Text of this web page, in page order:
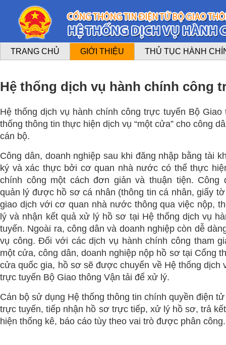
TRANG CHỦ GIỚI THIỆU THỦ TỤC HÀNH
Hệ thống dịch vụ hành chính công
Hệ thống dịch vụ hành chính công trực tuyến Bộ Giao
thống thông tin thực hiện dịch vụ “một cửa” cho công
cán bộ.
Công dân, doanh nghiệp sau khi đăng nhập bằng tài
ký và xác thực bởi cơ quan nhà nước có thể thực
chính công một cách đơn giản và thuận tiện. Công
quản lý được hồ sơ cá nhân (thông tin cá nhân, giấy
giao dịch với cơ quan nhà nước thông qua việc nộp,
lý và nhận kết quả xử lý hồ sơ tại Hệ thống dịch vụ
tuyến. Ngoài ra, công dân và doanh nghiệp còn dễ
vụ công. Đối với các dịch vụ hành chính công tham
một cửa, công dân, doanh nghiệp nộp hồ sơ tại Cổng
cửa quốc gia, hồ sơ sẽ được chuyển về Hệ thống dịch
trực tuyến Bộ Giao thông Vận tải để xử lý.
Cán bộ sử dụng Hệ thống thông tin chính quyền điện
trực tuyến, tiếp nhận hồ sơ trực tiếp, xử lý hồ sơ, trả
hiện thống kê, báo cáo tùy theo vai trò được phân công.